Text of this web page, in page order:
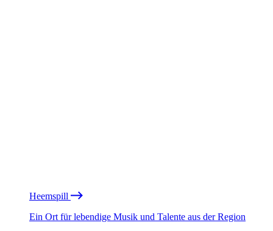
Heemspill
Ein Ort für lebendige Musik und Talente aus der Region